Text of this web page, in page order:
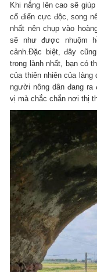
Khi nắng lên cao sẽ
cổ điển cực độc, song
nhất nên chụp vào
sẽ như được nhuộm
cảnh.Đặc biệt, đây
trong lành nhất, bạn có
của thiên nhiên của
người nông dân đang ra
vị mà chắc chắn nơi thị